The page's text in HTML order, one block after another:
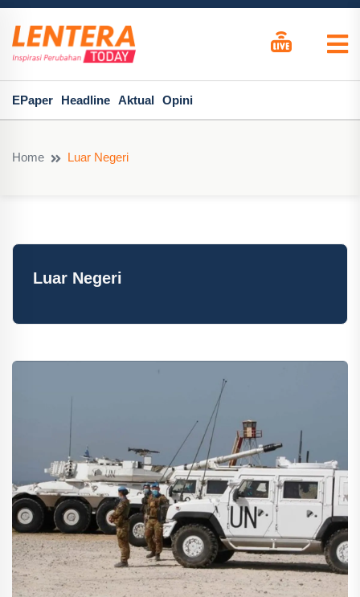
EPaper Headline Aktual Opini
Home Luar Negeri
Luar Negeri